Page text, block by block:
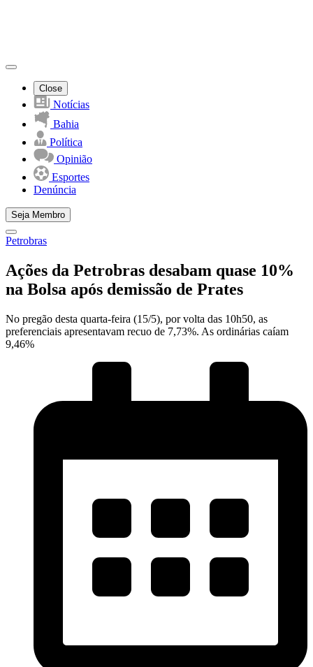
Close
Notícias
Bahia
Política
Opinião
Esportes
Denúncia
Seja Membro
Petrobras
Ações da Petrobras desabam quase 10%
na Bolsa após demissão de Prates
No pregão desta quarta-feira (15/5), por volta das 10h50, as
preferenciais apresentavam recuo de 7,73%. As ordinárias caíam
9,46%